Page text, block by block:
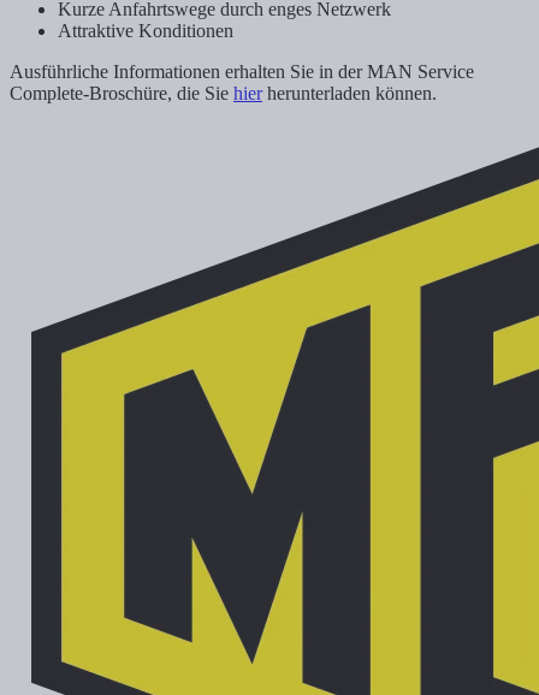
Kurze Anfahrtswege durch enges Netzwerk
Attraktive Konditionen
Ausführliche Informationen erhalten Sie in der MAN Service
Complete-Broschüre, die Sie hierherunterladen können.